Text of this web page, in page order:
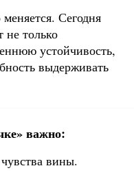
Сегодня
не только
устойчивость,
выдерживать
важно:
вины.